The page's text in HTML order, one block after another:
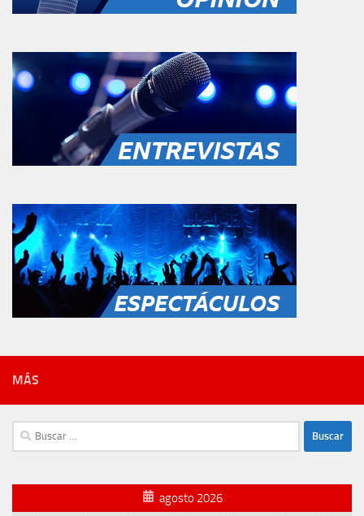
MÁS
Buscar:
agosto 2026